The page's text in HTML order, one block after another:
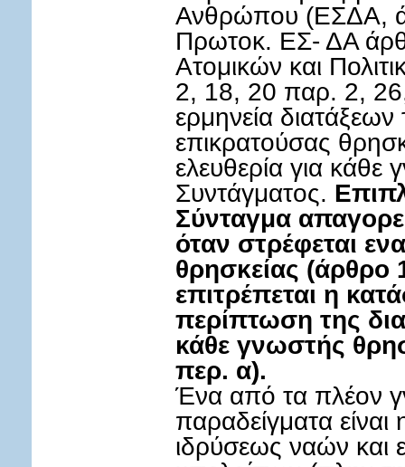
Ανθρώπου (ΕΣΔΑ,
Πρωτοκ. ΕΣ- ΔΑ
Ατομικών και
2, 18, 20 παρ. 2,
ερμηνεία
επικρατούσας
ελευθερία για κάθε
Συντάγματος.
Σύνταγμα
όταν στρέφεται
θρησκείας
επιτρέπεται η
περίπτωση της
κάθε γνωστής
περ. α).
Ένα από τα πλέον
παραδείγματα
ιδρύσεως ναών και